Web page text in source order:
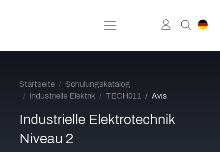
Startseite
Schulungskatalog
Industrielle Elektrik
TECH011 Avis
Industrielle Elektrotechnik
Niveau 2